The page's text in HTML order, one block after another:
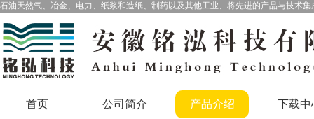
石油天然气、冶金、电力、纸浆和造纸、制药以及其他工业、将先进的产品与技术
首页 公司简介 产品介绍 下载中